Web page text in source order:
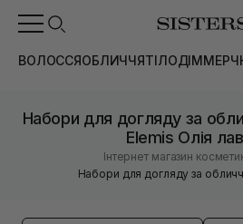
ВОЛОССЯОБЛИЧЧЯТІЛОДІММЕРЧ
Набори для догляду за
Elemis Олія
Інтернет магазин
Набори для догляду за